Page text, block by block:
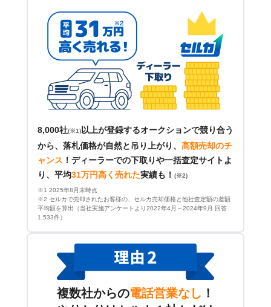
8,000社(※1) 以上が登録するオークションで競り合う
から、落札価格が自然と吊り上がり、 高額売却のチ
ャンス ！ ディーラーでの下取りや一括査定サイトよ
り、平均31万円高く売れた実績も！ (※2)
※1 2025年8月末時点
※2 セルカで売却されたお客様の、セルカ売却価格と他社査定額の差額
平均額を算出（当社実施アンケートより2022年4月～2024年9月 回答
1,533件）
複数社からの電話営業なし ！